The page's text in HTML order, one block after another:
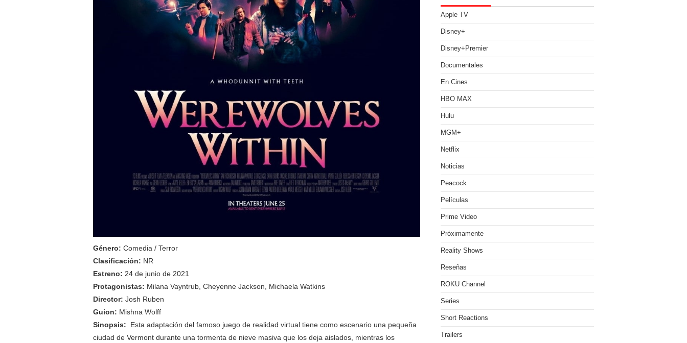
Género: Comedia / Terror
Clasificación: NR
Estreno: 24 de junio de 2021
Protagonistas: Milana Vayntrub, Cheyenne Jackson, Michaela Watkins
Director: Josh Ruben
Guion: Mishna Wolff
Sinopsis: Esta adaptación del famoso juego de realidad virtual tiene como escenario una pequeña
ciudad de Vermont durante una tormenta de nieve masiva que los deja aislados, mientras los
Apple TV
Disney+
Disney+Premier
Documentales
En Cines
HBO MAX
Hulu
MGM+
Netflix
Noticias
Peacock
Películas
Prime Video
Próximamente
Reality Shows
Reseñas
ROKU Channel
Series
Short Reactions
Trailers